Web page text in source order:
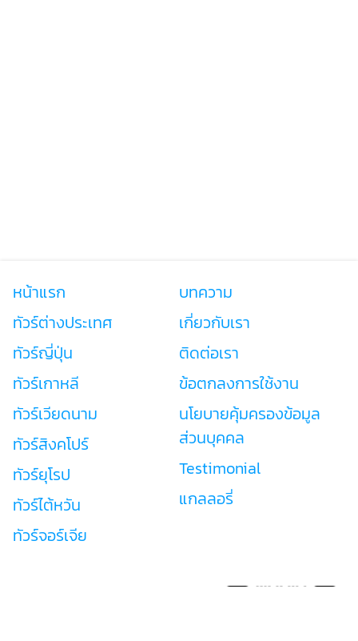
หน้าแรก
ทัวร์ต่างประเทศ
ทัวร์ญี่ปุ่น
ทัวร์เกาหลี
ทัวร์เวียดนาม
ทัวร์สิงคโปร์
ทัวร์ยุโรป
ทัวร์ไต้หวัน
ทัวร์จอร์เจีย
บทความ
เกี่ยวกับเรา
ติดต่อเรา
ข้อตกลงการใช้งาน
นโยบายคุ้มครองข้อมูล
ส่วนบุคคล
Testimonial
แกลลอรี่